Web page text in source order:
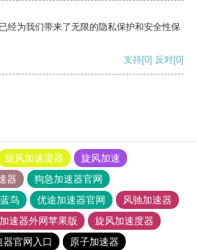
经为我们带来了无限的隐私保护和安全性保
支持[0] 反对[0]
旋风加速度器
旋风加速
器
狗急加速器官网
鸟 优途加速器官网
风驰加速器
速器外网苹果版
旋风加速度器
器官网入口
原子加速器